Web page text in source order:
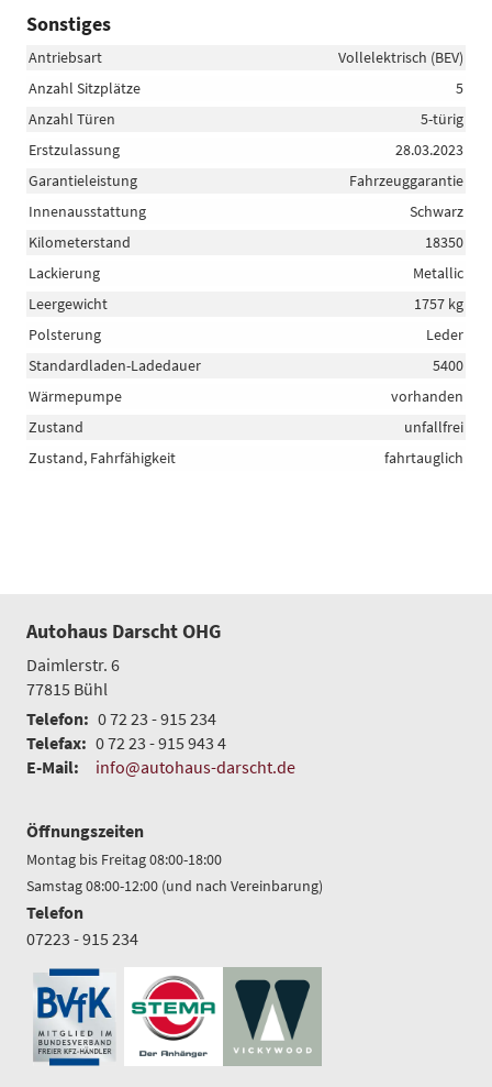
Sonstiges
Antriebsart
Vollelektrisch (BEV)
Anzahl Sitzplätze
5
Anzahl Türen
5-türig
Erstzulassung
28.03.2023
Garantieleistung
Fahrzeuggarantie
Innenausstattung
Schwarz
Kilometerstand
18350
Lackierung
Metallic
Leergewicht
1757 kg
Polsterung
Leder
Standardladen-Ladedauer
5400
Wärmepumpe
vorhanden
Zustand
unfallfrei
Zustand, Fahrfähigkeit
fahrtauglich
Autohaus Darscht OHG
Daimlerstr. 6
77815 Bühl
Telefon: 0 72 23 - 915 234
Telefax: 0 72 23 - 915 943 4
E-Mail:
info@autohaus-darscht.de
Öffnungszeiten
Montag bis Freitag 08:00-18:00
Samstag 08:00-12:00 (und nach Vereinbarung)
Telefon
07223 - 915 234